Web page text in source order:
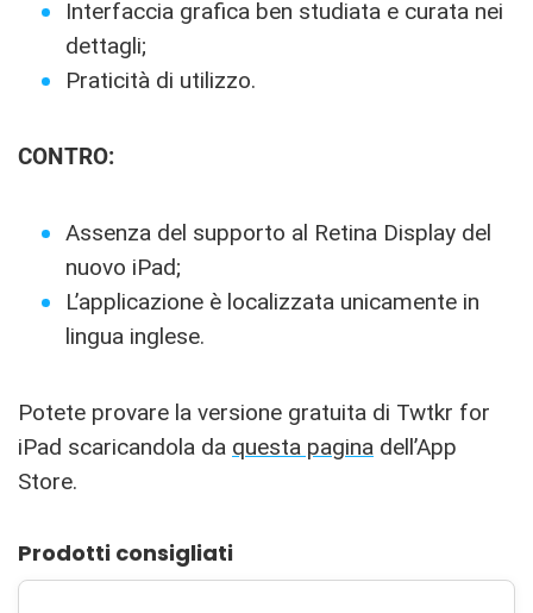
Interfaccia grafica ben studiata e curata nei
dettagli;
Praticità di utilizzo.
CONTRO:
Assenza del supporto al Retina Display del
nuovo iPad;
L’applicazione è localizzata unicamente in
lingua inglese.
Potete provare la versione gratuita di Twtkr for
iPad scaricandola da questa pagina dell’App
Store.
Prodotti consigliati